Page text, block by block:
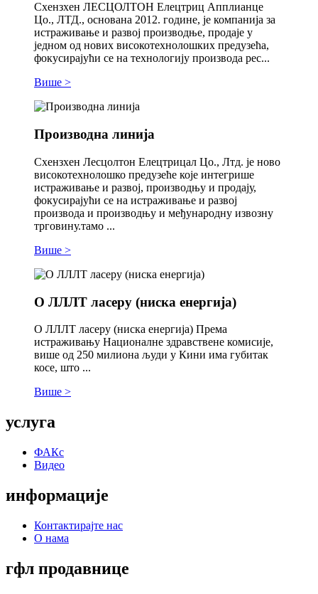
Схензхен ЛЕСЦОЛТОН Елецтриц Апплианце
Цо., ЛТД., основана 2012. године, је компанија за
истраживање и развој производње, продаје у
једном од нових високотехнолошких предузећа,
фокусирајући се на технологију производа рес...
Више >
Производна линија
Схензхен Лесцолтон Елецтрицал Цо., Лтд. је ново
високотехнолошко предузеће које интегрише
истраживање и развој, производњу и продају,
фокусирајући се на истраживање и развој
производа и производњу и међународну извозну
трговину.тамо ...
Више >
О ЛЛЛТ ласеру (ниска енергија)
О ЛЛЛТ ласеру (ниска енергија) Према
истраживању Националне здравствене комисије,
више од 250 милиона људи у Кини има губитак
косе, што ...
Више >
услуга
ФАКс
Видео
информације
Контактирајте нас
О нама
гфл продавнице